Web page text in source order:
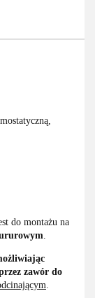
do montażu na
.
zawór do
.